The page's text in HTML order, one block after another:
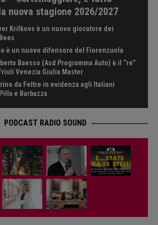
nuova stagione 2026/2027
Krilkovs è un nuovo giocatore dei
è un nuovo difensore del Fiorenzuola
Baesso (Asd Programma Auto) è il “re”
Venezia Giulia Master
da Feltre in evidenza agli Italiani
e Barbazza
PODCAST RADIO SOUND